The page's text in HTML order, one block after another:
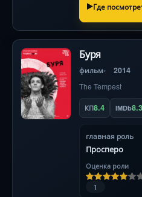
Где
Буря
фильм 2014
The Tempest
КП8.4 IMDb8.3
главная роль
Просперо
Оценка роли
1